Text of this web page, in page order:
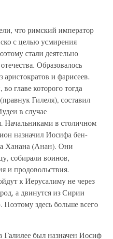
что римский император
с целью усмирения
стали деятельно
Образовалось
аристократов и фарисеев.
главе которого тогда
Гилеля), составил
в случае
Начальниками в столичном
назначил Иосифа бен-
Ханана (Анан). Они
собирали воинов,
и продовольствия.
к Иерусалиму не через
а двинутся из Сирии
здесь больше всего
был назначен Иосиф